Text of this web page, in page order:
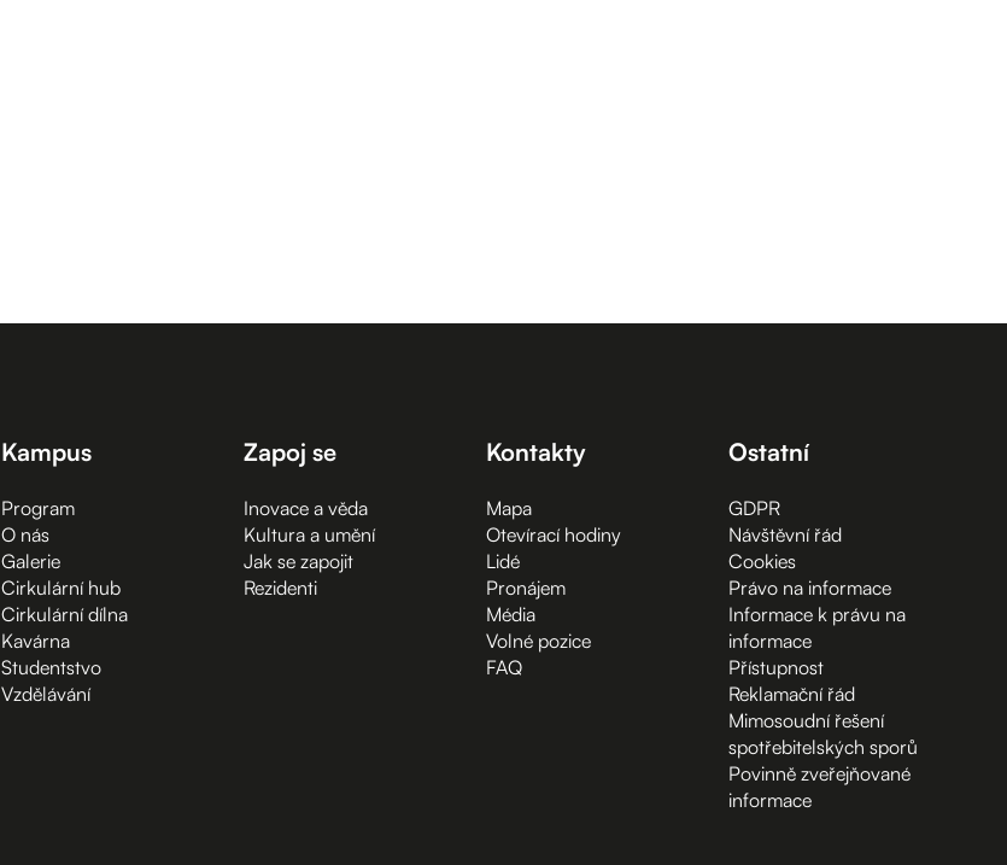
Kampus
Program
O nás
Galerie
Cirkulární hub
Cirkulární dílna
Kavárna
Studentstvo
Vzdělávání
Zapoj se
Inovace a věda
Kultura a umění
Jak se zapojit
Rezidenti
Kontakty
Mapa
Otevírací hodiny
Lidé
Pronájem
Média
Volné pozice
FAQ
Ostatní
GDPR
Návštěvní řád
Cookies
Právo na informace
Informace k právu na
informace
Přístupnost
Reklamační řád
Mimosoudní řešení
spotřebitelských sporů
Povinně zveřejňované
informace